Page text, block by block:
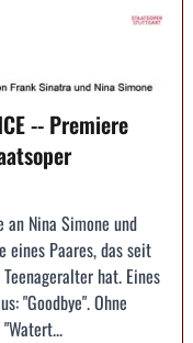
-- Premiere
an Nina Simone und
eines Paares, das seit
hat. Eines
"Goodbye". Ohne